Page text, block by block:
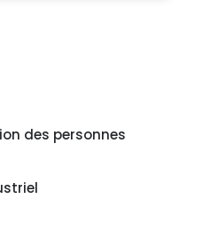
des personnes